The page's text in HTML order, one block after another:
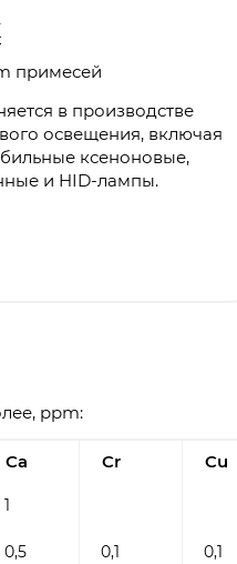
примесей
в производстве
освещения, включая
ксеноновые,
и HID-лампы.
ppm:
Ca Cr Cu
1
0,5 0,1 0,1